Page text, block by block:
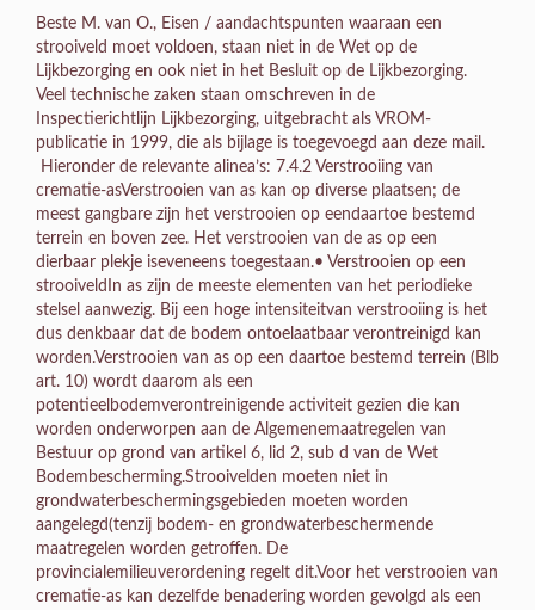
Beste M. van O., Eisen / aandachtspunten waaraan een
strooiveld moet voldoen, staan niet in de Wet op de
Lijkbezorging en ook niet in het Besluit op de Lijkbezorging.
Veel technische zaken staan omschreven in de
Inspectierichtlijn Lijkbezorging, uitgebracht als VROM-
publicatie in 1999, die als bijlage is toegevoegd aan deze mail.
Hieronder de relevante alinea’s: 7.4.2 Verstrooiing van
crematie-asVerstrooien van as kan op diverse plaatsen; de
meest gangbare zijn het verstrooien op eendaartoe bestemd
terrein en boven zee. Het verstrooien van de as op een
dierbaar plekje iseveneens toegestaan.• Verstrooien op een
strooiveldIn as zijn de meeste elementen van het periodieke
stelsel aanwezig. Bij een hoge intensiteitvan verstrooiing is het
dus denkbaar dat de bodem ontoelaatbaar verontreinigd kan
worden.Verstrooien van as op een daartoe bestemd terrein (Blb
art. 10) wordt daarom als een
potentieelbodemverontreinigende activiteit gezien die kan
worden onderworpen aan de Algemenemaatregelen van
Bestuur op grond van artikel 6, lid 2, sub d van de Wet
Bodembescherming.Strooivelden moeten niet in
grondwaterbeschermingsgebieden moeten worden
aangelegd(tenzij bodem- en grondwaterbeschermende
maatregelen worden getroffen. De
provincialemilieuverordening regelt dit.Voor het verstrooien van
crematie-as kan dezelfde benadering worden gevolgd als een